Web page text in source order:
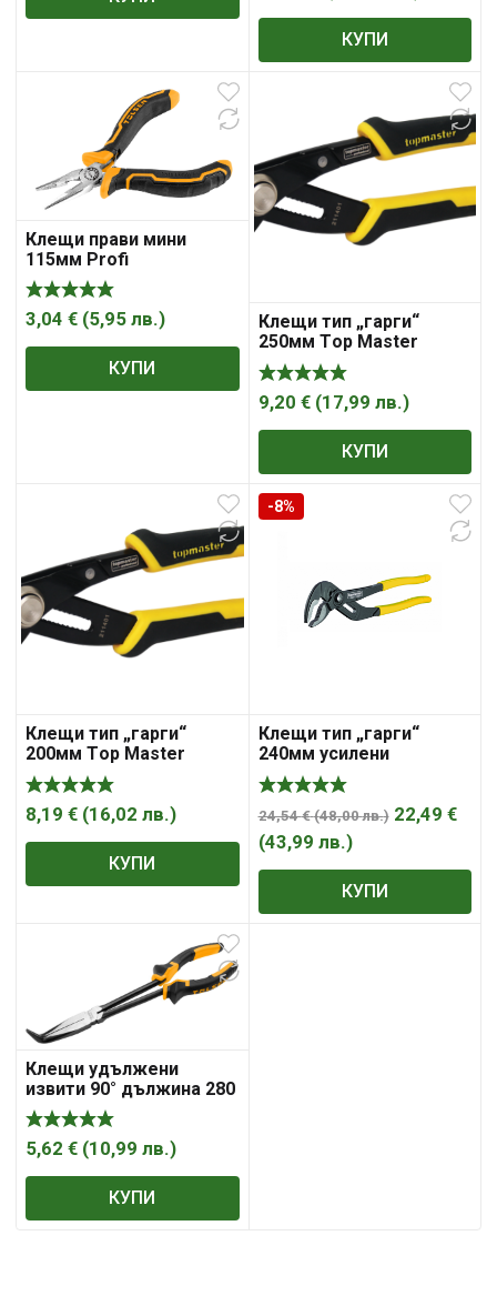
КУПИ
Клещи прави мини
115мм Profi
3,04 € (5,95 лв.)
КУПИ
Клещи тип „гарги“
250мм Тop Master
211401
9,20 € (17,99 лв.)
КУПИ
Клещи тип „гарги“
200мм Тop Master
211400
8,19 € (16,02 лв.)
КУПИ
-8%
Клещи тип „гарги“
240мм усилени
TopMaster STARK
210164
24,54€ (48,00лв.) 22,49 €
(43,99 лв.)
КУПИ
Клещи удължени
извити 90° дължина 280
mm TOLSEN
5,62 € (10,99 лв.)
КУПИ